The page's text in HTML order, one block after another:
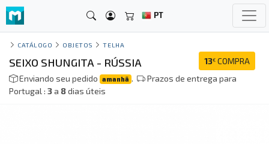
PT
CATÁLOGO OBJETOS TELHA
13€ COMPRA
SEIXO SHUNGITA - RÚSSIA
Enviando seu pedido amanhã .
Prazos de entrega para
Portugal : 3a 8dias úteis